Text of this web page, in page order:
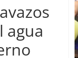
agua